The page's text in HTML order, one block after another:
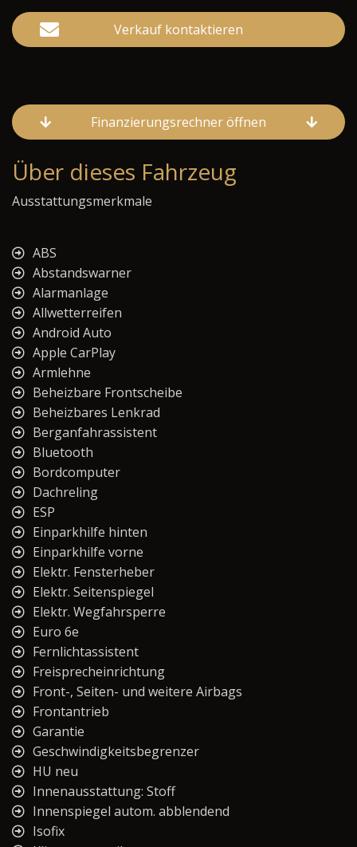
Verkauf kontaktieren
Finanzierungsrechner öffnen
Über dieses Fahrzeug
Ausstattungsmerkmale
ABS
Abstandswarner
Alarmanlage
Allwetterreifen
Android Auto
Apple CarPlay
Armlehne
Beheizbare Frontscheibe
Beheizbares Lenkrad
Berganfahrassistent
Bluetooth
Bordcomputer
Dachreling
ESP
Einparkhilfe hinten
Einparkhilfe vorne
Elektr. Fensterheber
Elektr. Seitenspiegel
Elektr. Wegfahrsperre
Euro 6e
Fernlichtassistent
Freisprecheinrichtung
Front-, Seiten- und weitere Airbags
Frontantrieb
Garantie
Geschwindigkeitsbegrenzer
HU neu
Innenausstattung: Stoff
Innenspiegel autom. abblendend
Isofix